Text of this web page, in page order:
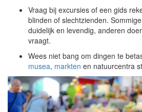
Vraag bij excursies of een gids
blinden of slechtzienden.
duidelijk en levendig, anderen
vraagt.
Wees niet bang om dingen te
musea, markten en natuurcentra